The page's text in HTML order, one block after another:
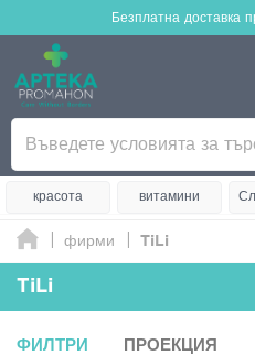
Безплатна доставка
красота витамини
фирми TiLi
TiLi
ФИЛТРИ ПРОЕКЦИЯ